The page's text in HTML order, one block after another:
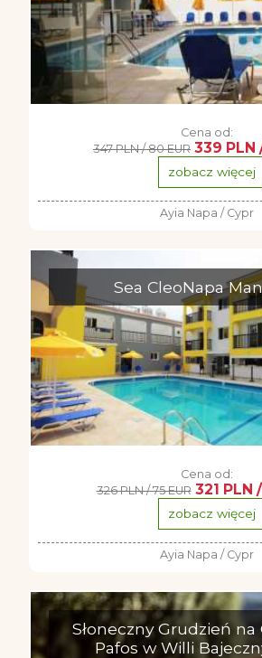
Cena od:
347 PLN / 80 EUR 339 PLN
zobacz więcej
Ayia Napa / Cypr
Sea CleoNapa
Cena od:
326 PLN / 75 EUR 321 PLN
zobacz więcej
Ayia Napa / Cypr
Słoneczny Grudzień na
Pafos w Willi